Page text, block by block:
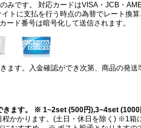
みです。 対応カードはVISA・JCB・
トに支払を行う時点の為替でレート換
ード番号は暗号化して送信されます。
ます。入金確認ができ次第、商品の発送
きます。 ※ 1~2set (500円),3~4set (1000
かかります。(土日・休日を除く) ※1箱